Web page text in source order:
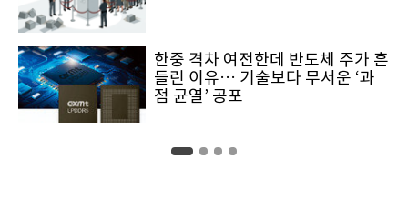
한중 격차 여전한데 반도체 주가 흔
들린 이유… 기술보다 무서운 ‘과
점 균열’ 공포